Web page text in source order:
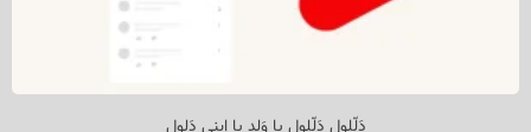
دَلّلول دَلّلول یا وَلد یا إبني دَلول